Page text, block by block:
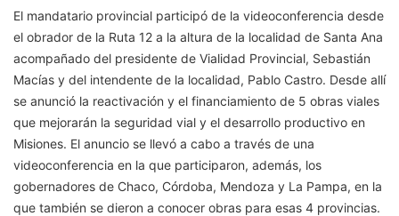
El mandatario provincial participó de la videoconferencia desde
el obrador de la Ruta 12 a la altura de la localidad de Santa Ana
acompañado del presidente de Vialidad Provincial, Sebastián
Macías y del intendente de la localidad, Pablo Castro. Desde allí
se anunció la reactivación y el financiamiento de 5 obras viales
que mejorarán la seguridad vial y el desarrollo productivo en
Misiones. El anuncio se llevó a cabo a través de una
videoconferencia en la que participaron, además, los
gobernadores de Chaco, Córdoba, Mendoza y La Pampa, en la
que también se dieron a conocer obras para esas 4 provincias.